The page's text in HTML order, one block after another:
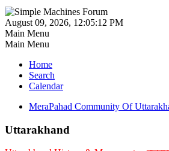
August 09, 2026, 12:05:12 PM
Main Menu
Main Menu
Home
Search
Calendar
MeraPahad Community Of
Uttarakhand